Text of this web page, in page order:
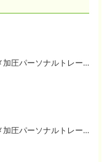
愛知県東海市オススメ加圧パーソナルトレーニングジム One❣️
愛知県東海市オススメ加圧パーソナルトレーニングジム One❣️